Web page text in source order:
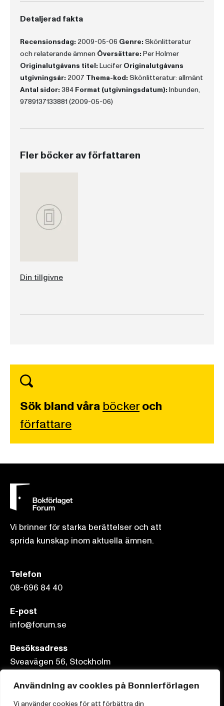
Användning av cookies på Bonnierförlagen
Vi använder cookies för att förbättra din
Detaljerad fakta
Recensionsdag: 2009-05-06 Genre: Skönlitteratur
och relaterande ämnen Översättare: Per Holmer
Originalutgåvans titel: Lucifer Originalutgåvans
utgivningsår: 2007 Thema-kod: Skönlitteratur: allmänt
Antal sidor: 384 Format (utgivningsdatum): Inbunden,
9789137133881 (2009-05-06)
Fler böcker av författaren
Din tillgivne
Sök bland våra böckeroch
författare
Vi brinner för starka berättelser och att
sprida kunskap inom aktuella ämnen.
Telefon
08-696 84 40
E-post
info@forum.se
Besöksadress
Sveavägen 56, Stockholm
Postadress
Box 3159, 103 63 Stockholm